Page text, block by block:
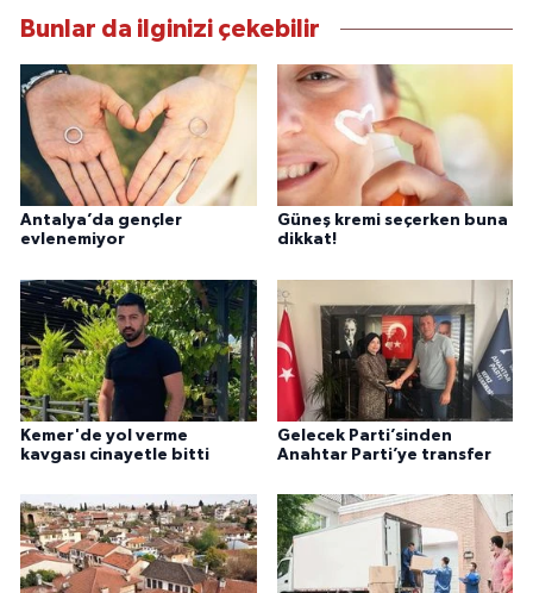
Bunlar da ilginizi çekebilir
Antalya’da gençler
evlenemiyor
Güneş kremi seçerken buna
dikkat!
Kemer'de yol verme
kavgası cinayetle bitti
Gelecek Parti’sinden
Anahtar Parti’ye transfer